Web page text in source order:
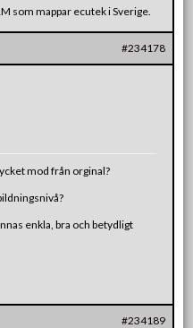
som mappar ecutek i Sverige.
#234178
mod från orginal?
enkla, bra och betydligt
#234189